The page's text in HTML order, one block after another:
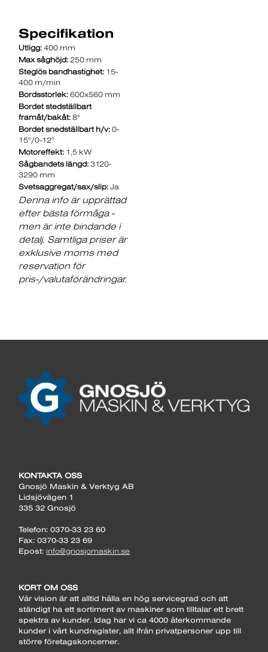
Specifikation
Utligg: 400 mm
Max såghöjd: 250 mm
Steglös bandhastighet: 15-
400 m/min
Bordsstorlek: 600x560 mm
Bordet stedställbart
framåt/bakåt: 8°
Bordet snedställbart h/v: 0-
15°/0-12°
Motoreffekt: 1,5 kW
Sågbandets längd: 3120-
3290 mm
Svetsaggregat/sax/slip: Ja
Denna info är upprättad
efter bästa förmåga -
men är inte bindande i
detalj. Samtliga priser är
exklusive moms med
reservation för
pris-/valutaförändringar.
KONTAKTA OSS
Gnosjö Maskin & Verktyg AB
Lidsjövägen 1
335 32 Gnosjö
Telefon: 0370-33 23 60
Fax: 0370-33 23 69
Epost: info@gnosjomaskin.se
KORT OM OSS
Vår vision är att alltid hålla en hög servicegrad och att
ständigt ha ett sortiment av maskiner som tilltalar ett brett
spektra av kunder. Idag har vi ca 4000 återkommande
kunder i vårt kundregister, allt ifrån privatpersoner upp till
större företagskoncerner.